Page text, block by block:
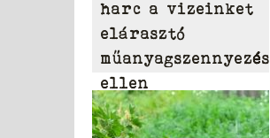
harc a vizeinket
elárasztó
műanyagszennyezés
ellen